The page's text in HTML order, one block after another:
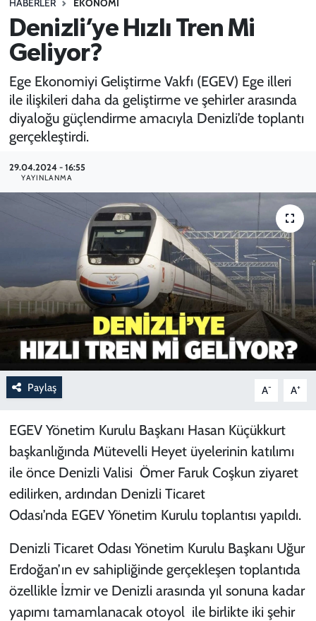
HABERLER EKONOMI
Denizli’ye Hızlı Tren Mi
Geliyor?
Ege Ekonomiyi Geliştirme Vakfı (EGEV) Ege illeri
ile ilişkileri daha da geliştirme ve şehirler arasında
diyaloğu güçlendirme amacıyla Denizli’de toplantı
gerçekleştirdi.
29.04.2024 - 16:55
YAYINLANMA
Paylaş A- A+
EGEV Yönetim Kurulu Başkanı Hasan Küçükkurt
başkanlığında Mütevelli Heyet üyelerinin katılımı
ile önce Denizli Valisi Ömer Faruk Coşkun ziyaret
edilirken, ardından Denizli Ticaret
Odası’nda EGEV Yönetim Kurulu toplantısı yapıldı.
Denizli Ticaret Odası Yönetim Kurulu Başkanı Uğur
Erdoğan’ın ev sahipliğinde gerçekleşen toplantıda
özellikle İzmir ve Denizli arasında yıl sonuna kadar
yapımı tamamlanacak otoyol ile birlikte iki şehir
SPOR
TEKNOLOJİ
YAŞAM